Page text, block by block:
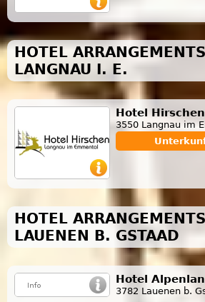
HOTEL
LANGNAU I. E.
Hotel Hirschen
3550 Langnau im
HOTEL
LAUENEN B. GSTAAD
Hotel
3782 Lauenen b.